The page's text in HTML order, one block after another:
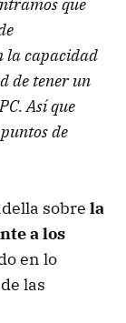
la capacidad
de tener un
Así que
de
sobre la
a los
en lo
las